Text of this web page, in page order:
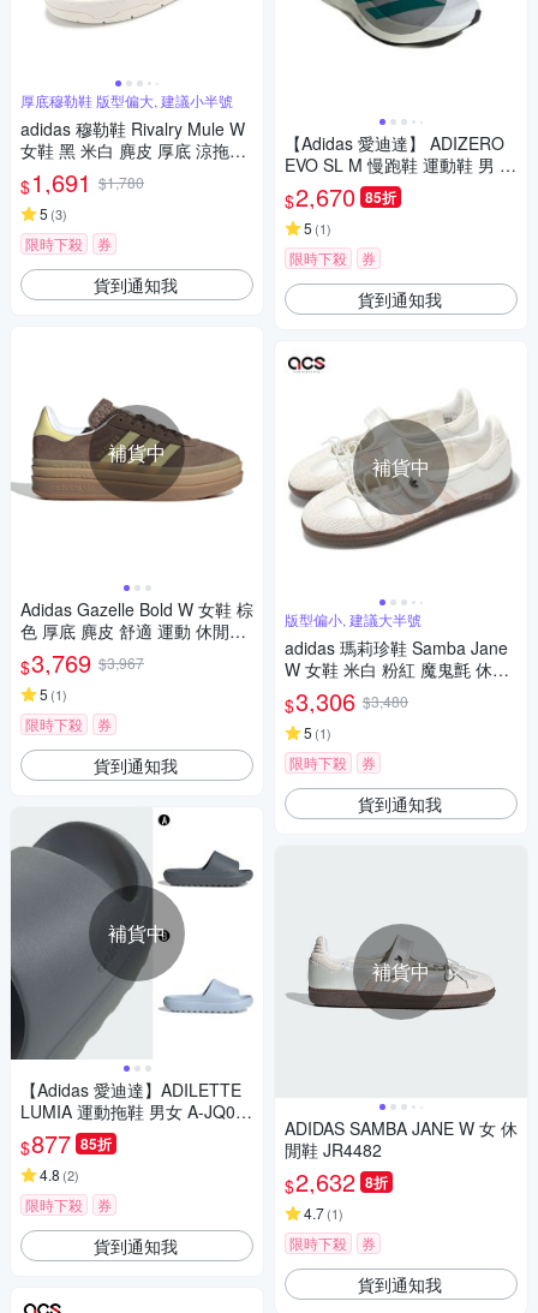
厚底穆勒鞋 版型偏大, 建議小半號
adidas 穆勒鞋 Rivalry Mule W
女鞋 黑 米白 麂皮 厚底 涼拖鞋
休閒鞋 愛迪達 IF4651
$1,691 $1,780
5 (3)
限時下殺 券
貨到通知我
補貨中
Adidas Gazelle Bold W 女鞋 棕
色 厚底 麂皮 舒適 運動 休閒鞋
JI2697
$3,769 $3,967
5 (1)
限時下殺 券
貨到通知我
補貨中
【Adidas 愛迪達】ADILETTE
LUMIA 運動拖鞋 男女 A-JQ07
91 B-IH8922
$877 85折
4.8 (2)
限時下殺 券
貨到通知我
【Adidas 愛迪達】 ADIZERO
EVO SL M 慢跑鞋 運動鞋 男 -
JS4487
$2,670 85折
5 (1)
限時下殺 券
貨到通知我
補貨中
版型偏小, 建議大半號
adidas 瑪莉珍鞋 Samba Jane
W 女鞋 米白 粉紅 魔鬼氈 休閒
鞋 愛迪達 JR4482
$3,306 $3,480
5 (1)
限時下殺 券
貨到通知我
補貨中
ADIDAS SAMBA JANE W 女 休
閒鞋 JR4482
$2,632 8折
4.7(1)
限時下殺 券
貨到通知我